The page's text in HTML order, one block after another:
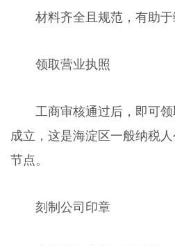
材料齐全且规范，有助于
领取营业执照
工商审核通过后，即可
成立，这是海淀区一般纳税
节点。
刻制公司印章